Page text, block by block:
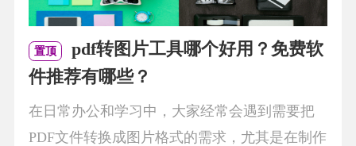
置顶
pdf转图片工具哪个好用？免费软
件推荐有哪些？
在日常办公和学习中，大家经常会遇到需要把
PDF文件转换成图片格式的需求，尤其是在制作